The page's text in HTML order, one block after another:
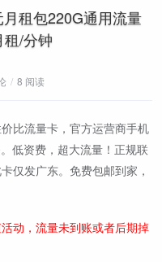
租包220G通用流量
/分钟
/ 8 阅读
比流量卡，官方运营商手机
低资费，超大流量！正规联
仅发广东。免费包邮到家，
动，流量未到账或者后期掉